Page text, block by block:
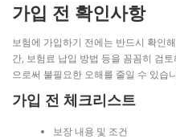
가입 전 확인사항
보험에 가입하기 전에는 반드시 확인
간, 보험료 납입 방법 등을 꼼꼼히 검
으로써 불필요한 오해를 줄일 수 있습
가입 전 체크리스트
보장 내용 및 조건